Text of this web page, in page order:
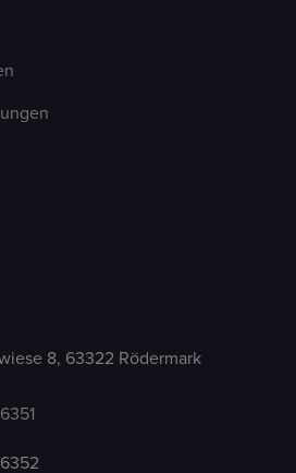
8, 63322 Rödermark